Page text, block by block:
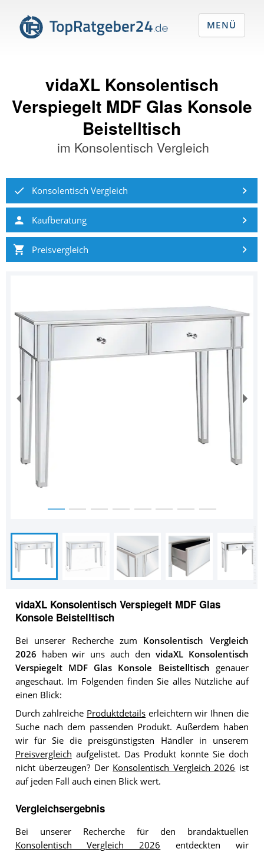
vidaXL Konsolentisch
Verspiegelt MDF Glas Konsole
Beistelltisch
im Konsolentisch Vergleich
Konsolentisch Vergleich
Kaufberatung
Preisvergleich
vidaXL Konsolentisch Verspiegelt MDF Glas
Konsole Beistelltisch
Bei unserer Recherche zum Konsolentisch Vergleich
2026 haben wir uns auch den vidaXL Konsolentisch
Verspiegelt MDF Glas Konsole Beistelltisch genauer
angeschaut. Im Folgenden finden Sie alles Nützliche auf
einen Blick:
Durch zahlreiche Produktdetails erleichtern wir Ihnen die
Suche nach dem passenden Produkt. Außerdem haben
wir für Sie die preisgünstigsten Händler in unserem
Preisvergleich aufgelistet. Das Produkt konnte Sie doch
nicht überzeugen? Der Konsolentisch Vergleich 2026 ist
auf jeden Fall auch einen Blick wert.
Vergleichsergebnis
Bei unserer Recherche für den brandaktuellen
Konsolentisch Vergleich 2026 entdeckten wir
MENÜ